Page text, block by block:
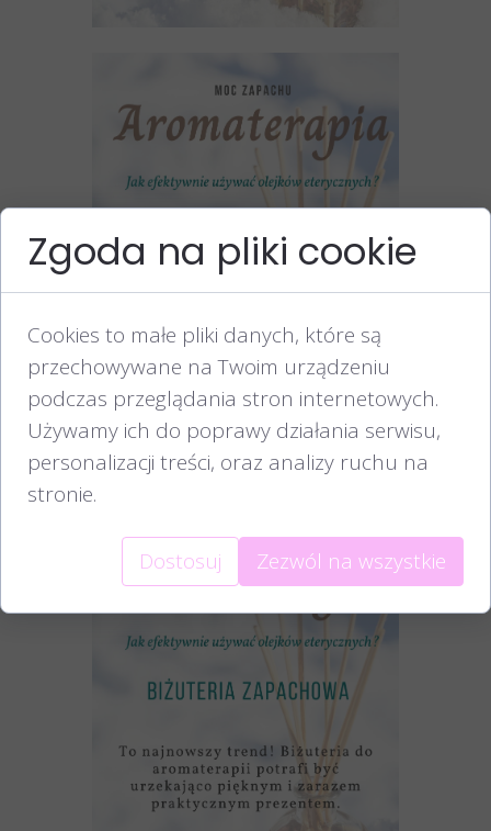
Zgoda na pliki cookie
Cookies to małe pliki danych, które są
przechowywane na Twoim urządzeniu
podczas przeglądania stron internetowych.
Używamy ich do poprawy działania serwisu,
personalizacji treści, oraz analizy ruchu na
stronie.
Dostosuj Zezwól na wszystkie